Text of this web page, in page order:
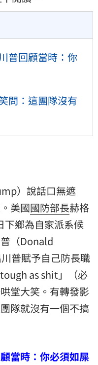
普回顧當時：你
問：這團隊沒有
）說話口無遮
美國國防部長赫格
下鄉為自家派系候
（Donald
普賦予自己防長職
as shit」（必
堂大笑。有轉發影
隊就沒有一個不搞
當時：你必須如屎